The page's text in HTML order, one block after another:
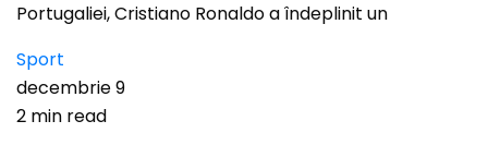
Portugaliei, Cristiano Ronaldo a îndeplinit un
Sport
decembrie 9
2 min read